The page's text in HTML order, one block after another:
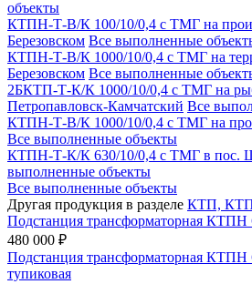
объекты
КТПН-Т-В/К 100/10/0,4 с ТМГ на
Березовском Все выполненные
КТПН-Т-В/К 1000/10/0,4 с ТМГ на
Березовском Все выполненные
2БКТП-Т-К/К 1000/10/0,4 с ТМГ на
Петропавловск-Камчатский Все
КТПН-Т-В/К 1000/10/0,4 с ТМГ на
Все выполненные объекты
КТПН-Т-К/К 630/10/0,4 с ТМГ в пос.
выполненные объекты
Все выполненные объекты
Другая продукция в разделе КТП,
Подстанция трансформаторная КТПН
480 000 ₽
Подстанция трансформаторная КТПН
тупиковая